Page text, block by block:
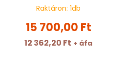
Raktáron: 1db
15 700,00 Ft
12 362,20 Ft + áfa